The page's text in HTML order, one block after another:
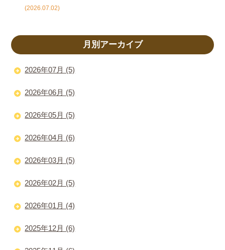
(2026.07.02)
月別アーカイブ
2026年07月 (5)
2026年06月 (5)
2026年05月 (5)
2026年04月 (6)
2026年03月 (5)
2026年02月 (5)
2026年01月 (4)
2025年12月 (6)